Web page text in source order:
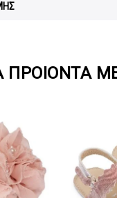
ΠΡΟΙΌΝΤΑ